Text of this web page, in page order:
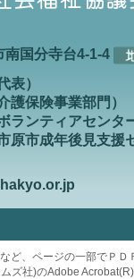
南国分寺台4-1-4
表）
護保険事業部門）
ランティアセンタ
原市成年後見支援
ど、ページの一部でＰ
ズ社)のAdobe